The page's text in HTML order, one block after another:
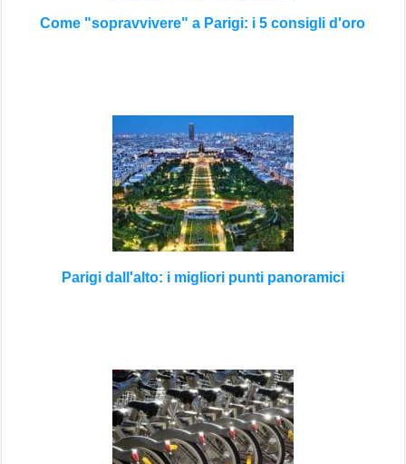
Come "sopravvivere" a Parigi: i 5 consigli d'oro
Parigi dall'alto: i migliori punti panoramici